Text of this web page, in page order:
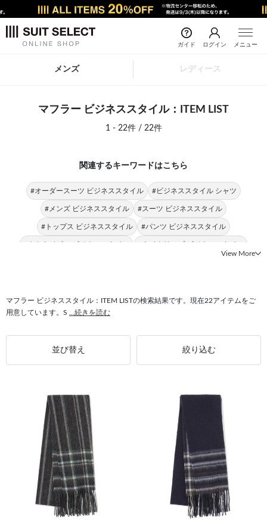
ガイド ログイン メニュー
メンズ レディース
マフラー ビジネススタイル：ITEM LIST
1 - 22件 / 22件
関連するキーワードはこちら
#オーダースーツ ビジネススタイル #ビジネススタイル シャツ
#メンズ ビジネススタイル #スーツ ビジネススタイル
#トップス ビジネススタイル #パンツ ビジネススタイル
#ネクタイピン ビジネススタイル #タイクリップ ビジネススタイル
#マフラー カジュアル #マフラー カジュアルスタイル #ウール マフラー
#カシミア マフラー #マフラー ウォッシャブル
#SUIT SELECT マフラー
View More
マフラー ビジネススタイル：ITEM LISTの検索結果です。現在22アイテムをご
用意しています。S
...続きを読む
並び替え 絞り込む